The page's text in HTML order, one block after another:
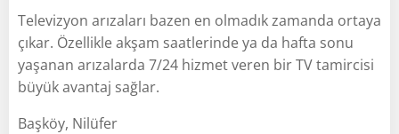
Televizyon arızaları bazen en olmadık zamanda ortaya
çıkar. Özellikle akşam saatlerinde ya da hafta sonu
yaşanan arızalarda 7/24 hizmet veren bir TV tamircisi
büyük avantaj sağlar.
Başköy, Nilüfer